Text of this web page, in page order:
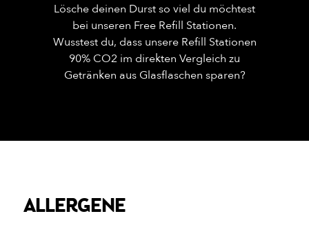
Lösche deinen Durst so viel du möchtest
bei unseren Free Refill Stationen.
Wusstest du, dass unsere Refill Stationen
90% CO2 im direkten Vergleich zu
Getränken aus Glasflaschen sparen?
ALLERGENE